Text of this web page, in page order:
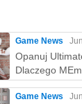
Game News
Opanuj
Dlaczego
na Grę w
PC!
Game News